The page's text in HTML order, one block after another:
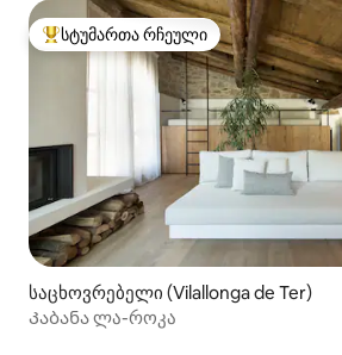
სტუმართა რჩეული მოწინავე ვარიანტი
სტუმართა რჩეული
საცხოვრებელი (Vilallonga de Ter)
Კაბანა ლა-როკა